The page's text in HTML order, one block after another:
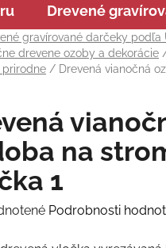
Drevené
gravírované darčeky
drevene ozoby a dekorácie
prirodne / Drevená vianočná
na
1
Podrobnosti